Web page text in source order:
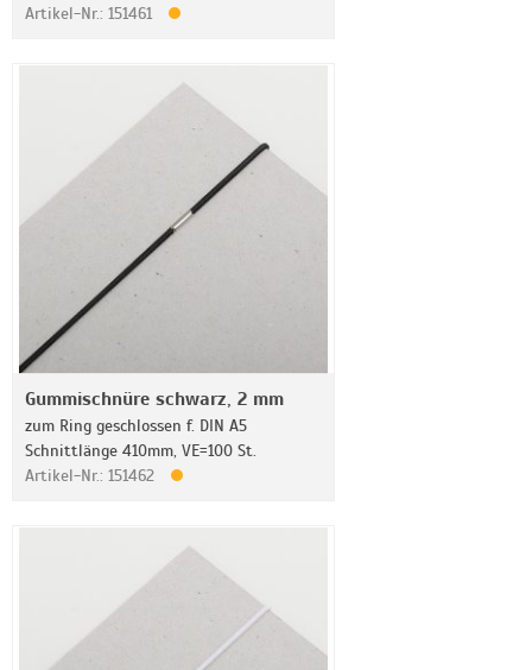
Artikel-Nr.: 151461
Gummischnüre schwarz, 2 mm
zum Ring geschlossen f. DIN A5
Schnittlänge 410mm, VE=100 St.
Artikel-Nr.: 151462